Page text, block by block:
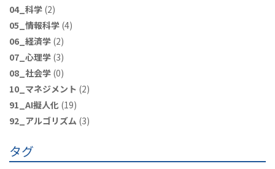
04_科学 (2)
05_情報科学 (4)
06_経済学 (2)
07_心理学 (3)
08_社会学 (0)
10_マネジメント (2)
91_AI擬人化 (19)
92_アルゴリズム (3)
タグ